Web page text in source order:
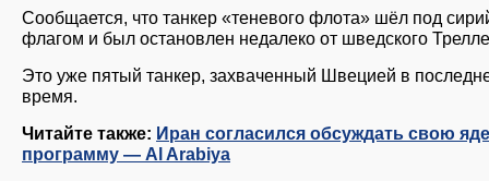
Сообщается, что танкер «теневого флота» шёл под
флагом и был остановлен недалеко от шведского
Это уже пятый танкер, захваченный Швецией в
время.
Читайте также: Иран согласился обсуждать свою
программу — Al Arabiya